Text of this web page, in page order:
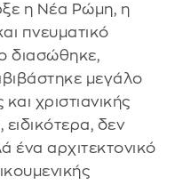
η Νέα Ρώμη, η
πνευματικό
διασώθηκε,
μεγάλο
χριστιανικής
δεν
ένα αρχιτεκτονικό